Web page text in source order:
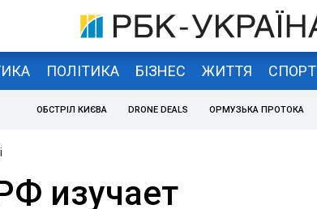
ПОЛІТИКА БІЗНЕС ЖИТТЯ СПОРТ
ОБСТРІЛ КИЄВА DRONE DEALS ОРМУЗЬКА ПРОТОКА
изучает